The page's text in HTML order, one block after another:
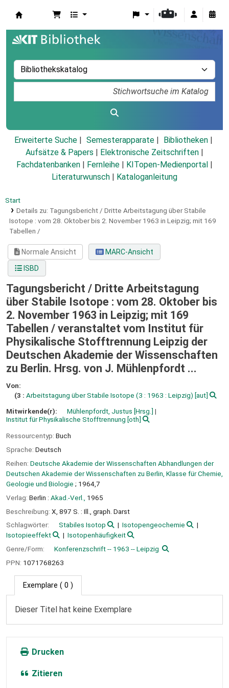
Erweiterte Suche Semesterapparate
Bibliotheken
Aufsätze & Papers
Elektronische Zeitschriften
Fachdatenbanken
Fernleihe KITopen-Medienportal
Literaturwunsch
Kataloganleitung
Start
Details zu: Tagungsbericht / Dritte Arbeitstagung über Stabile
Isotope : vom 28. Oktober bis 2. November 1963 in Leipzig; mit 169
Tabellen /
Normale Ansicht
MARC-Ansicht
ISBD
Tagungsbericht / Dritte Arbeitstagung
über Stabile Isotope : vom 28. Oktober bis
2. November 1963 in Leipzig; mit 169
Tabellen / veranstaltet vom Institut für
Physikalische Stofftrennung Leipzig der
Deutschen Akademie der Wissenschaften
zu Berlin. Hrsg. von J. Mühlenpfordt ...
Von:
(3 : Arbeitstagung über Stabile Isotope (3 : 1963 : Leipzig) [aut]
Mitwirkende(r):
Mühlenpfordt, Justus [Hrsg.]
Institut für Physikalische Stofftrennung [oth]
Ressourcentyp: Buch
Sprache: Deutsch
Reihen: Deutsche Akademie der Wissenschaften Abhandlungen der
Deutschen Akademie der Wissenschaften zu Berlin, Klasse für Chemie,
Geologie und Biologie ; 1964,7
Verlag: Berlin : Akad.-Verl.,
1965
Beschreibung: X, 897 S. : Ill., graph. Darst
Schlagwörter:
Stabiles Isotop
Isotopengeochemie
Isotopieeffekt
Isotopenhäufigkeit
Genre/Form:
Konferenzschrift -- 1963 -- Leipzig
PPN: 1071768263
Exemplare ( 0 )
Dieser Titel hat keine Exemplare
Drucken
Zitieren